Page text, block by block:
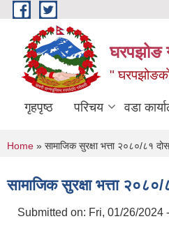
Skip to main content
घरपझोङ
"
गृहपृष्ठ परिचय वडा
You are here
Home » सामाजिक सुरक्षा भत्ता २०८०/८१
सामाजिक सुरक्षा भत्ता २०८०/
Submitted on: Fri, 01/26/2024